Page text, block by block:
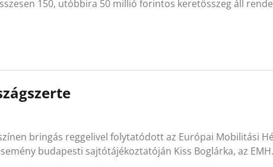
150, utóbbira 50 millió forintos keretösszeg áll
bringás reggelivel folytatódott az Európai Mobilitási
budapesti sajtótájékoztatóján Kiss Boglárka, az